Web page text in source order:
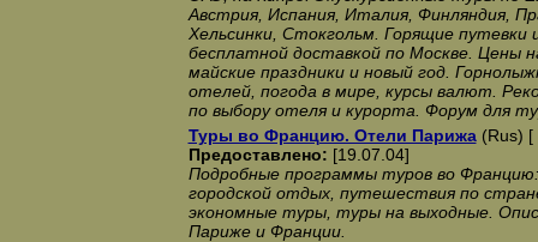
Австрия, Испания, Италия, Финляндия,
Хельсинки, Стокгольм. Горящие
бесплатной доставкой по Москве. Цены
майские праздники и новый год.
отелей, погода в мире, курсы валют.
по выбору отеля и курорта. Форум для
Туры во Францию. Отели Парижа(Rus) [
Предоставлено: [19.07.04]
Подробные программы туров во
городской отдых, путешествия по
экономные туры, туры на выходные.
Париже и Франции.